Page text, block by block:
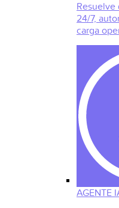
Resuelve
24/7,
carga
AGENTE